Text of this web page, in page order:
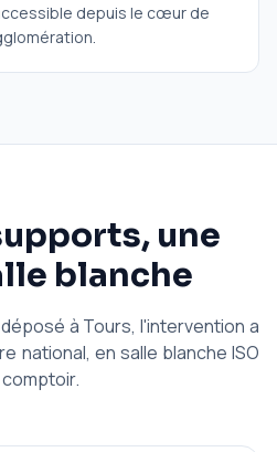
depuis le cœur de
une
blanche
à Tours, l'intervention a
national, en salle blanche ISO